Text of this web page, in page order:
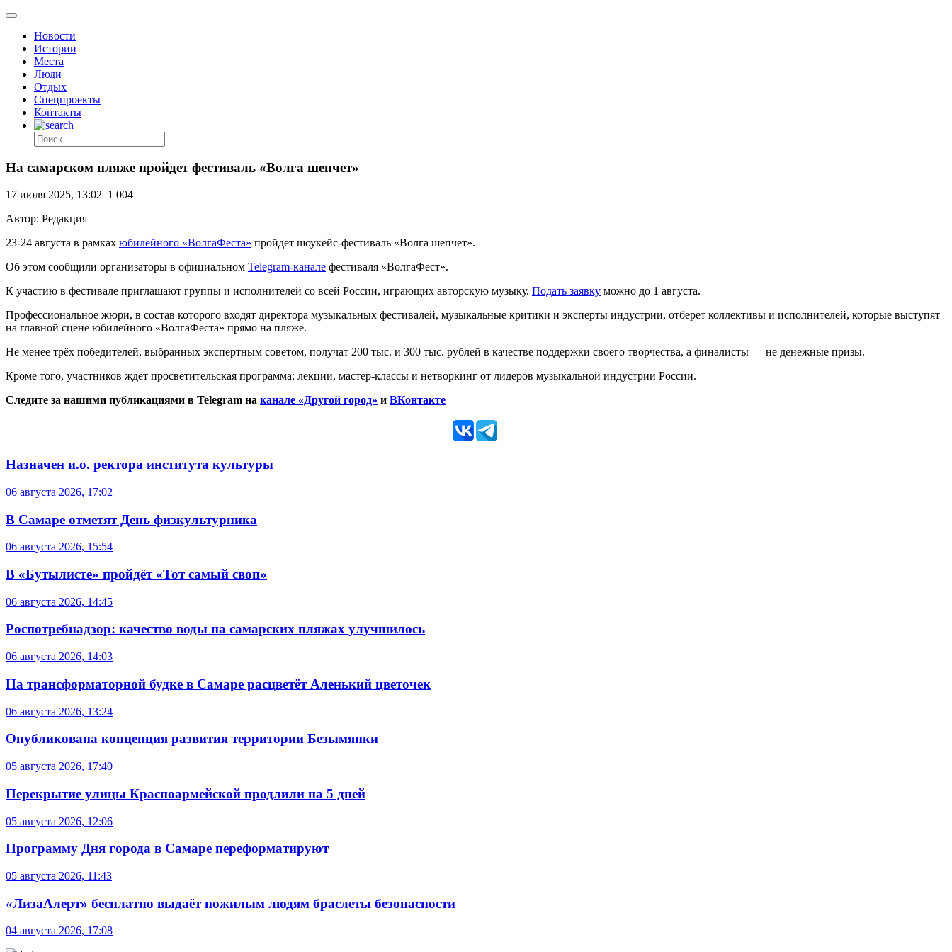
Новости
Истории
Места
Люди
Отдых
Спецпроекты
Контакты
На самарском пляже пройдет фестиваль «Волга шепчет»
17 июля 2025, 13:02 1 004
Автор: Редакция
23-24 августа в рамках юбилейного «ВолгаФеста» пройдет шоукейс-фестиваль «Волга шепчет».
Об этом сообщили организаторы в официальном Telegram-канале фестиваля «ВолгаФест».
К участию в фестивале приглашают группы и исполнителей со всей России, играющих авторскую музыку. Подать заявку можно до 1 августа.
Профессиональное жюри, в состав которого входят директора музыкальных фестивалей, музыкальные критики и эксперты индустрии, отберет коллективы и исполнителей, которые выступят
на главной сцене юбилейного «ВолгаФеста» прямо на пляже.
Не менее трёх победителей, выбранных экспертным советом, получат 200 тыс. и 300 тыс. рублей в качестве поддержки своего творчества, а финалисты — не денежные призы.
Кроме того, участников ждёт просветительская программа: лекции, мастер-классы и нетворкинг от лидеров музыкальной индустрии России.
Следите за нашими публикациями в Telegram на канале «Другой город» и ВКонтакте
Назначен и.о. ректора института культуры
06 августа 2026, 17:02
В Самаре отметят День физкультурника
06 августа 2026, 15:54
В «Бутылисте» пройдёт «Тот самый своп»
06 августа 2026, 14:45
Роспотребнадзор: качество воды на самарских пляжах улучшилось
06 августа 2026, 14:03
На трансформаторной будке в Самаре расцветёт Аленький цветочек
06 августа 2026, 13:24
Опубликована концепция развития территории Безымянки
05 августа 2026, 17:40
Перекрытие улицы Красноармейской продлили на 5 дней
05 августа 2026, 12:06
Программу Дня города в Самаре переформатируют
05 августа 2026, 11:43
«ЛизаАлерт» бесплатно выдаёт пожилым людям браслеты безопасности
04 августа 2026, 17:08